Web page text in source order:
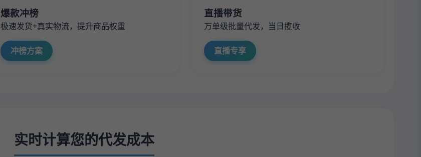
爆款冲榜
极速发货+真实物流，提升商品权重
冲榜方案
直播带货
万单级批量代发，当日揽收
直播专享
实时计算您的代发成本